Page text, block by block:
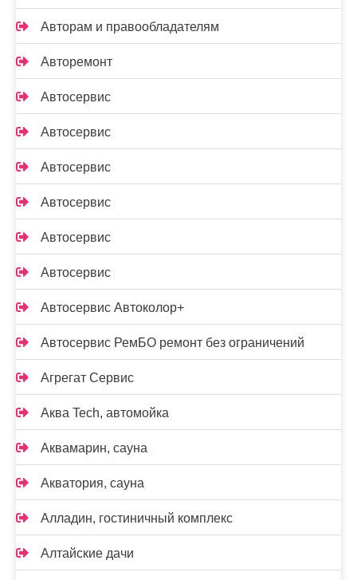
Авторам и правообладателям
Авторемонт
Автосервис
Автосервис
Автосервис
Автосервис
Автосервис
Автосервис
Автосервис Автоколор+
Автосервис РемБО ремонт без ограничений
Агрегат Сервис
Аква Tech, автомойка
Аквамарин, сауна
Акватория, сауна
Алладин, гостиничный комплекс
Алтайские дачи